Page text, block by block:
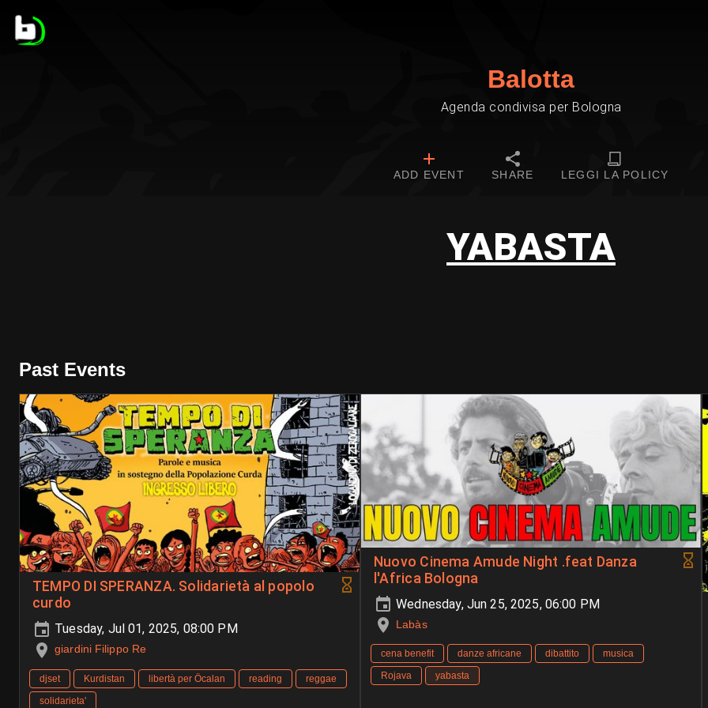
Balotta
Agenda condivisa per Bologna
ADD EVENT SHARE LEGGI LA POLICY
YABASTA
Past Events
TEMPO DI SPERANZA. Solidarietà al popolo
curdo
Tuesday, Jul 01, 2025, 08:00 PM
giardini Filippo Re
djset Kurdistan libertà per Öcalan reading
reggae
solidarieta'
Nuovo Cinema Amude Night .feat Danza
l'Africa Bologna
Wednesday, Jun 25, 2025, 06:00 PM
Labàs
cena benefit danze africane dibattito
musica
Rojava
yabasta